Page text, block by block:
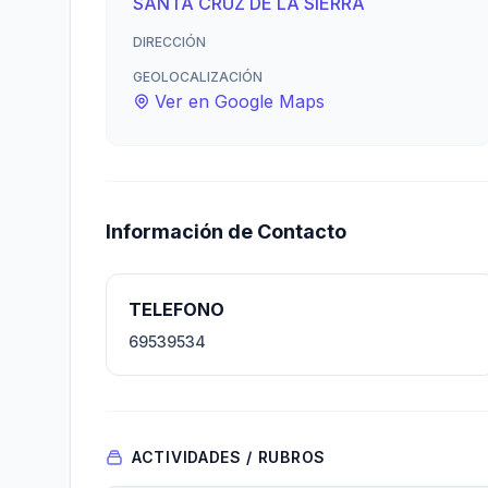
DIRECCIÓN
GEOLOCALIZACIÓN
Ver en Google Maps
Información de Contacto
TELEFONO
69539534
ACTIVIDADES / RUBROS